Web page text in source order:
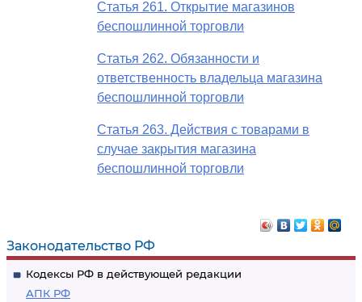
Законодательство РФ
Кодексы РФ в действующей редакции
АПК РФ
Статья 261. Открытие магазинов
беспошлинной торговли
Статья 262. Обязанности и
ответственность владельца магазина
беспошлинной торговли
Статья 263. Действия с товарами в
случае закрытия магазина
беспошлинной торговли